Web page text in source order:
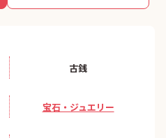
矢来町
古銭
宝石・ジュエリー